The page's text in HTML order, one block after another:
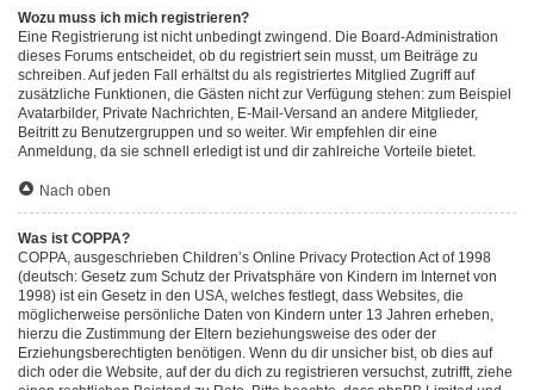
Wozu muss ich mich registrieren?
Eine Registrierung ist nicht unbedingt zwingend. Die Board-Administration
dieses Forums entscheidet, ob du registriert sein musst, um Beiträge zu
schreiben. Auf jeden Fall erhältst du als registriertes Mitglied Zugriff auf
zusätzliche Funktionen, die Gästen nicht zur Verfügung stehen: zum Beispiel
Avatarbilder, Private Nachrichten, E-Mail-Versand an andere Mitglieder,
Beitritt zu Benutzergruppen und so weiter. Wir empfehlen dir eine
Anmeldung, da sie schnell erledigt ist und dir zahlreiche Vorteile bietet.
Nach oben
Was ist COPPA?
COPPA, ausgeschrieben Children’s Online Privacy Protection Act of 1998
(deutsch: Gesetz zum Schutz der Privatsphäre von Kindern im Internet von
1998) ist ein Gesetz in den USA, welches festlegt, dass Websites, die
möglicherweise persönliche Daten von Kindern unter 13 Jahren erheben,
hierzu die Zustimmung der Eltern beziehungsweise des oder der
Erziehungsberechtigten benötigen. Wenn du dir unsicher bist, ob dies auf
dich oder die Website, auf der du dich zu registrieren versuchst, zutrifft, ziehe